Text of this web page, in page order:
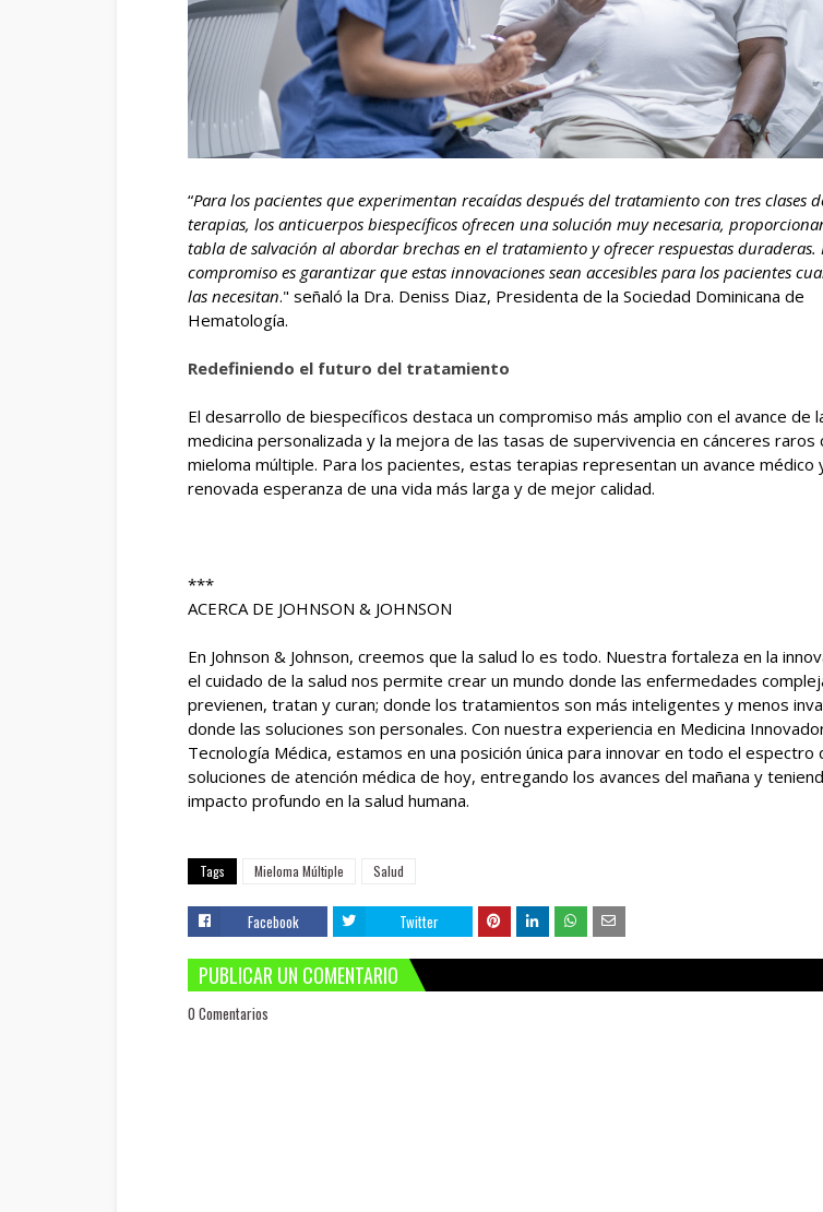
“Para los pacientes que experimentan recaídas después del tratamiento con tres clases
terapias, los anticuerpos biespecíficos ofrecen una solución muy necesaria,
tabla de salvación al abordar brechas en el tratamiento y ofrecer respuestas duraderas.
compromiso es garantizar que estas innovaciones sean accesibles para los pacientes
las necesitan." señaló la Dra. Deniss Diaz, Presidenta de la Sociedad Dominicana de
Hematología.
Redefiniendo el futuro del tratamiento
El desarrollo de biespecíficos destaca un compromiso más amplio con el avance de
medicina personalizada y la mejora de las tasas de supervivencia en cánceres raros
mieloma múltiple. Para los pacientes, estas terapias representan un avance médico
renovada esperanza de una vida más larga y de mejor calidad.
***
ACERCA DE JOHNSON & JOHNSON
En Johnson & Johnson, creemos que la salud lo es todo. Nuestra fortaleza en la
el cuidado de la salud nos permite crear un mundo donde las enfermedades
previenen, tratan y curan; donde los tratamientos son más inteligentes y menos
donde las soluciones son personales. Con nuestra experiencia en Medicina
Tecnología Médica, estamos en una posición única para innovar en todo el espectro
soluciones de atención médica de hoy, entregando los avances del mañana y
impacto profundo en la salud humana.
Tags Mieloma Múltiple Salud
Facebook Twitter
PUBLICAR UN COMENTARIO
0 Comentarios